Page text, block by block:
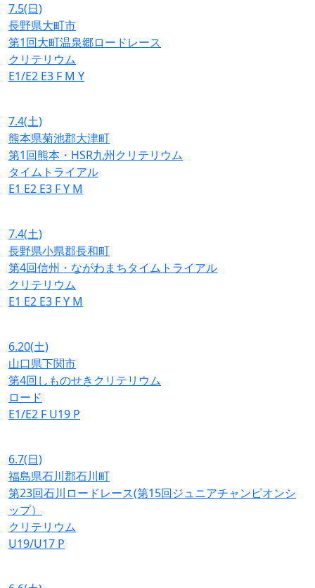
7.5(日)
長野県大町市
第1回大町温泉郷ロードレース
クリテリウム
E1/E2 E3 F M Y
7.4(土)
熊本県菊池郡大津町
第1回熊本・HSR九州クリテリウム
タイムトライアル
E1 E2 E3 FY M
7.4(土)
長野県小県郡長和町
第4回信州・ながわまちタイムトライアル
クリテリウム
E1 E2 E3 FY M
6.20(土)
山口県下関市
第4回しものせきクリテリウム
ロード
E1/E2 F U19 P
6.7(日)
福島県石川郡石川町
第23回石川ロードレース(第15回ジュニアチャンピオンシ
ップ）
クリテリウム
U19/U17 P